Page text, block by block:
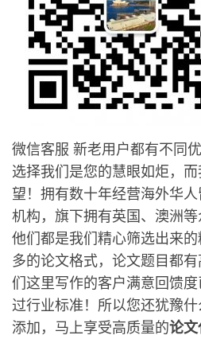
微信客服 新老用户都有不同
选择我们是您的慧眼如炬，
望！拥有数十年经营海外华
机构，旗下拥有英国、澳洲等
他们都是我们精心筛选出来
多的论文格式，论文题目都
们这里写作的客户满意回馈
过行业标准！所以您还犹豫
添加，马上享受高质量的论